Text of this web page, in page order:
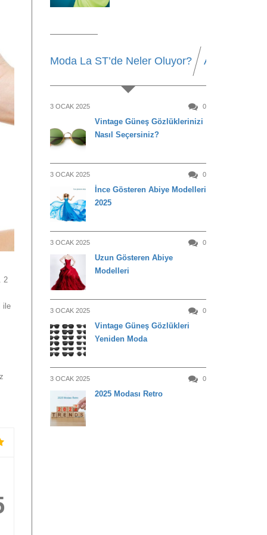
2
ile
Moda La ST’de Neler Oluyor? Alışveriş
3 OCAK 2025 0
Vintage Güneş Gözlüklerinizi
Nasıl Seçersiniz?
3 OCAK 2025 0
İnce Gösteren Abiye Modelleri
2025
3 OCAK 2025 0
Uzun Gösteren Abiye
Modelleri
3 OCAK 2025 0
Vintage Güneş Gözlükleri
Yeniden Moda
3 OCAK 2025 0
2025 Modası Retro